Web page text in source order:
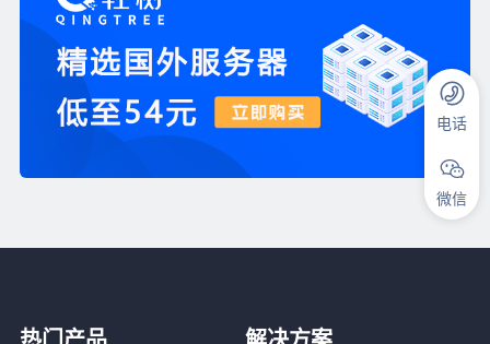
电话
微信